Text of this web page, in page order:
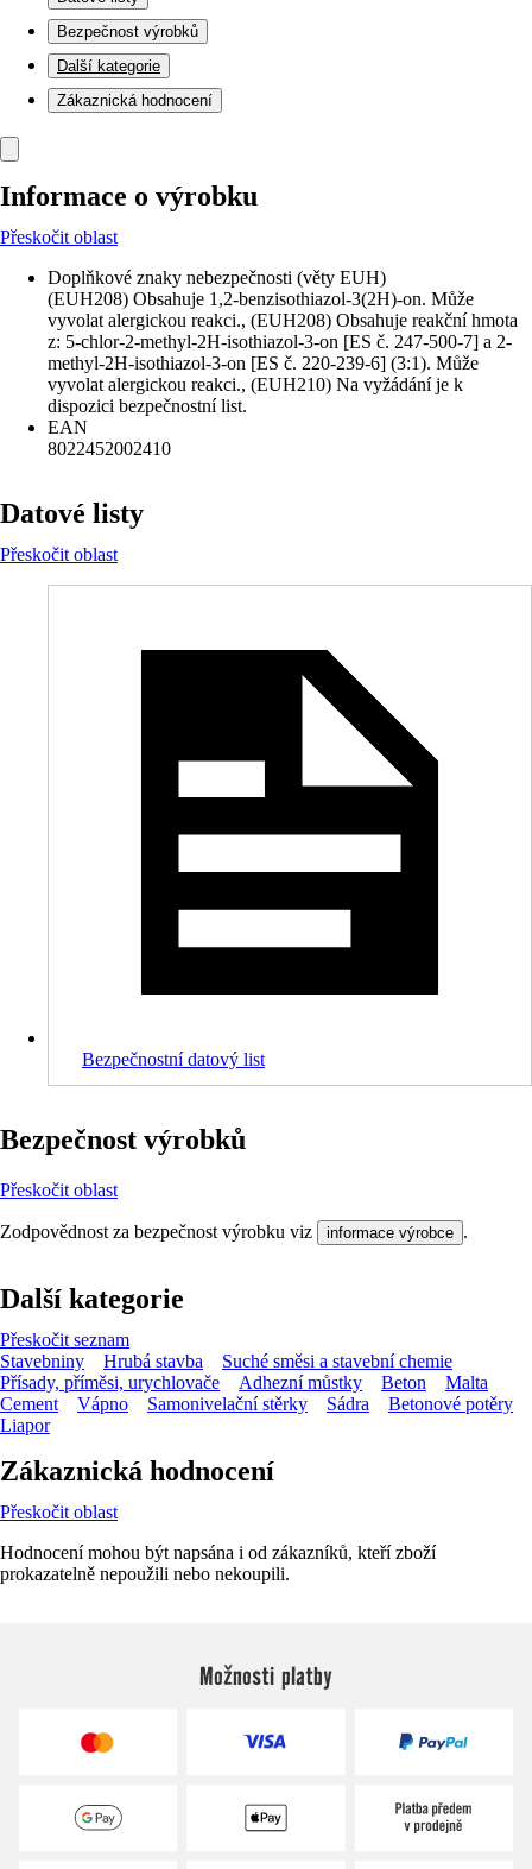
Bezpečnost výrobků
Další kategorie
Zákaznická hodnocení
Informace o výrobku
Přeskočit oblast
Doplňkové znaky nebezpečnosti (věty EUH)
(EUH208) Obsahuje 1,2-benzisothiazol-3(2H)-on. Může
vyvolat alergickou reakci., (EUH208) Obsahuje reakční hmota
z: 5-chlor-2-methyl-2H-isothiazol-3-on [ES č. 247-500-7] a 2-
methyl-2H-isothiazol-3-on [ES č. 220-239-6] (3:1). Může
vyvolat alergickou reakci., (EUH210) Na vyžádání je k
dispozici bezpečnostní list.
EAN
8022452002410
Datové listy
Přeskočit oblast
Bezpečnostní datový list
Bezpečnost výrobků
Přeskočit oblast
Zodpovědnost za bezpečnost výrobku viz informace výrobce .
Další kategorie
Přeskočit seznam
Stavebniny
Hrubá stavba
Suché směsi a stavební chemie
Přísady, příměsi, urychlovače
Adhezní můstky Beton
Malta
Cement
Vápno Samonivelační stěrky Sádra
Betonové potěry
Liapor
Zákaznická hodnocení
Přeskočit oblast
Hodnocení mohou být napsána i od zákazníků, kteří zboží
prokazatelně nepoužili nebo nekoupili.
Možnosti platby